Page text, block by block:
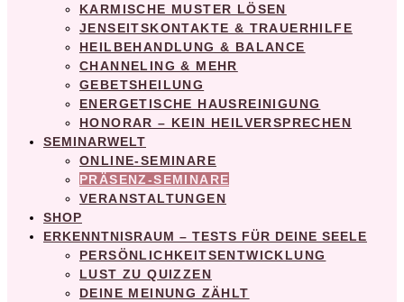
KARMISCHE MUSTER LÖSEN
JENSEITSKONTAKTE & TRAUERHILFE
HEILBEHANDLUNG & BALANCE
CHANNELING & MEHR
GEBETSHEILUNG
ENERGETISCHE HAUSREINIGUNG
HONORAR – KEIN HEILVERSPRECHEN
SEMINARWELT
ONLINE-SEMINARE
PRÄSENZ-SEMINARE
VERANSTALTUNGEN
SHOP
ERKENNTNISRAUM – TESTS FÜR DEINE SEELE
PERSÖNLICHKEITSENTWICKLUNG
LUST ZU QUIZZEN
DEINE MEINUNG ZÄHLT